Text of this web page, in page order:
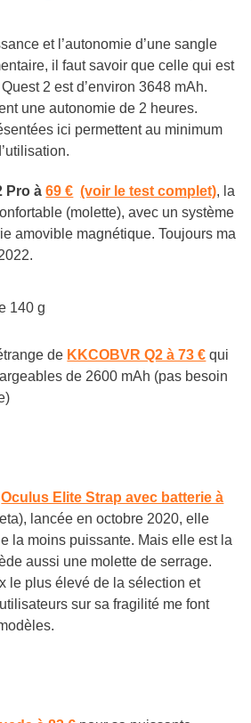
et l’autonomie d’une sangle
il faut savoir que celle qui est
2 est d’environ 3648 mAh.
une autonomie de 2 heures.
ici permettent au minimum
Pro à69 € (voir le test complet), la
(molette), avec un système
amovible magnétique. Toujours ma
140 g
de KKCOBVR Q2 à 73 € qui
de 2600 mAh (pas besoin
Oculus Elite Strap avec batterie à
lancée en octobre 2020, elle
la moins puissante. Mais elle est la
aussi une molette de serrage.
le plus élevé de la sélection et
sur sa fragilité me font